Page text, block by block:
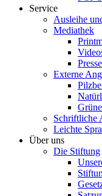
Service
Ausleihe
Mediathek
Externe
Schriftliche
Leichte
Über uns
Die Stiftung